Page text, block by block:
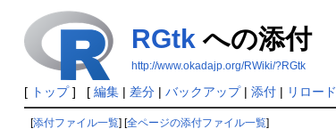
RGtk への添付
http://www.okadajp.org/RWiki/?RGtk
[ トップ] [ 編集| 差分| バックアップ| 添付| リロード
[添付ファイル一覧] [全ページの添付ファイル一覧]